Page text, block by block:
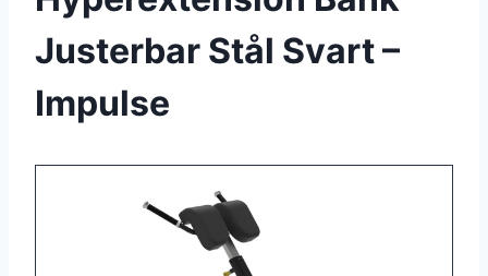
Justerbar Stål Svart –
Impulse